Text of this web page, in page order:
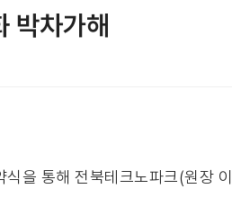
박차가해
을 통해 전북테크노파크(원장